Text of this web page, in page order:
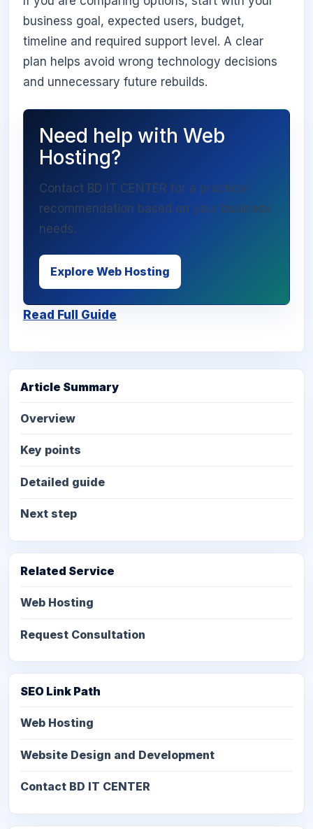
business goal, expected users, budget,
timeline and required support level. A clear
plan helps avoid wrong technology decisions
and unnecessary future rebuilds.
Need help with Web
Hosting?
Contact BD IT CENTER for a practical
recommendation based on your business
needs.
Explore Web Hosting
Read Full Guide
Article Summary
Overview
Key points
Detailed guide
Next step
Related Service
Web Hosting
Request Consultation
SEO Link Path
Web Hosting
Website Design and Development
Contact BD IT CENTER